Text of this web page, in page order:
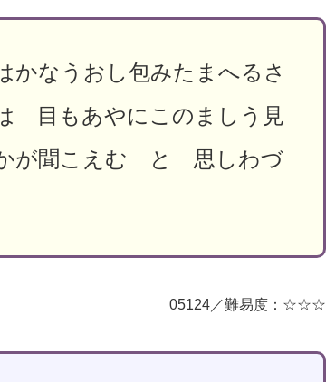
なうおし包みたまへるさ
目もあやにこのましう見
聞こえむ と 思しわづ
05124／難易度：☆☆☆